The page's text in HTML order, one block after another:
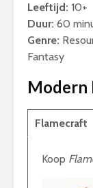
Leeftijd: 10+
Duur: 60
Genre:
Fantasy
Modern
Flamecraft
Koop